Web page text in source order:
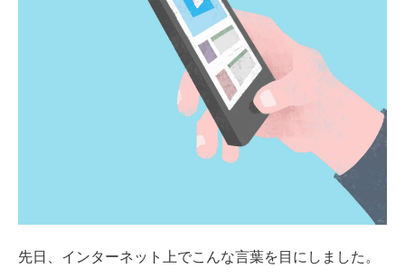
先日、インターネット上でこんな言葉を目にしました。